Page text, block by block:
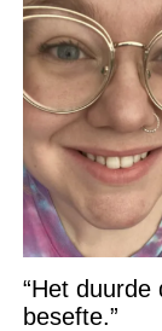
“Het
besefte.”